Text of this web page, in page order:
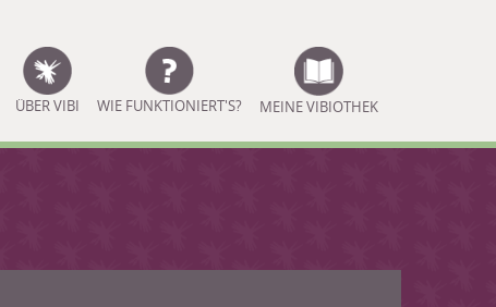
ÜBER VIBI WIE FUNKTIONIERT'S? MEINE VIBIOTHEK